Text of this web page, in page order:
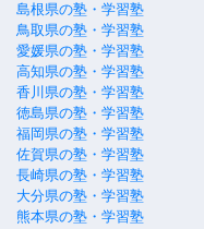
島根県の塾・学習塾
鳥取県の塾・学習塾
愛媛県の塾・学習塾
高知県の塾・学習塾
香川県の塾・学習塾
徳島県の塾・学習塾
福岡県の塾・学習塾
佐賀県の塾・学習塾
長崎県の塾・学習塾
大分県の塾・学習塾
熊本県の塾・学習塾